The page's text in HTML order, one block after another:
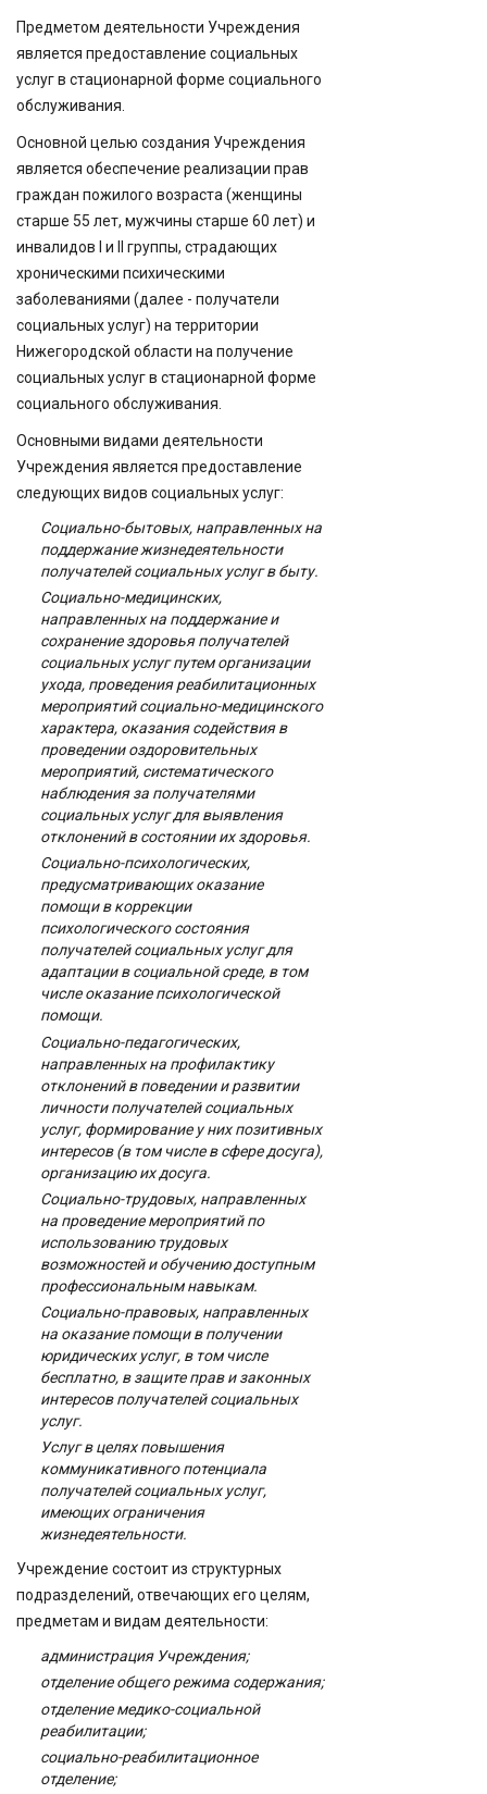
Предметом деятельности Учреждения
является предоставление социальных
услуг в стационарной форме социального
обслуживания.
Основной целью создания Учреждения
является обеспечение реализации прав
граждан пожилого возраста (женщины
старше 55 лет, мужчины старше 60 лет) и
инвалидов I и II группы, страдающих
хроническими психическими
заболеваниями (далее - получатели
социальных услуг) на территории
Нижегородской области на получение
социальных услуг в стационарной форме
социального обслуживания.
Основными видами деятельности
Учреждения является предоставление
следующих видов социальных услуг:
Социально-бытовых, направленных на
поддержание жизнедеятельности
получателей социальных услуг в быту.
Социально-медицинских,
направленных на поддержание и
сохранение здоровья получателей
социальных услуг путем организации
ухода, проведения реабилитационных
мероприятий социально-медицинского
характера, оказания содействия в
проведении оздоровительных
мероприятий, систематического
наблюдения за получателями
социальных услуг для выявления
отклонений в состоянии их здоровья.
Социально-психологических,
предусматривающих оказание
помощи в коррекции
психологического состояния
получателей социальных услуг для
адаптации в социальной среде, в том
числе оказание психологической
помощи.
Социально-педагогических,
направленных на профилактику
отклонений в поведении и развитии
личности получателей социальных
услуг, формирование у них позитивных
интересов (в том числе в сфере досуга),
организацию их досуга.
Социально-трудовых, направленных
на проведение мероприятий по
использованию трудовых
возможностей и обучению доступным
профессиональным навыкам.
Социально-правовых, направленных
на оказание помощи в получении
юридических услуг, в том числе
бесплатно, в защите прав и законных
интересов получателей социальных
услуг.
Услуг в целях повышения
коммуникативного потенциала
получателей социальных услуг,
имеющих ограничения
жизнедеятельности.
Учреждение состоит из структурных
подразделений, отвечающих его целям,
предметам и видам деятельности:
администрация Учреждения;
отделение общего режима содержания;
отделение медико-социальной
реабилитации;
социально-реабилитационное
отделение;